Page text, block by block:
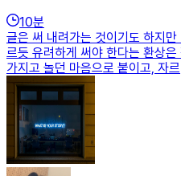
10분
글은 써 내려가는 것이기도 하지
르듯 유려하게 써야 한다는 환상
가지고 놀던 마음으로 붙이고, 자르